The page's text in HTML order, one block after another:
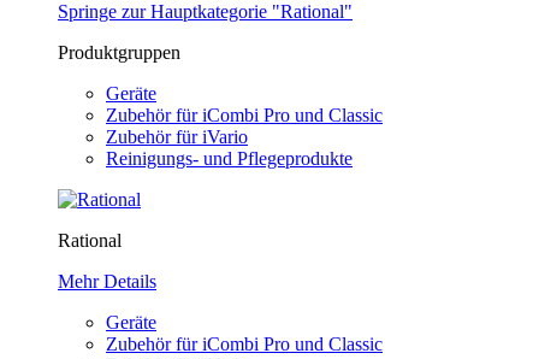
Springe zur Hauptkategorie "Rational"
Produktgruppen
Geräte
Zubehör für iCombi Pro und Classic
Zubehör für iVario
Reinigungs- und Pflegeprodukte
Rational
Mehr Details
Geräte
Zubehör für iCombi Pro und Classic